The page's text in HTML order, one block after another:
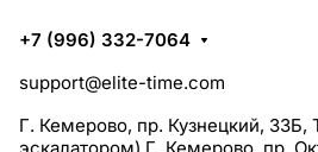
+7 (996) 332-7064
support@elite-time.com
Г. Кемерово, пр. Кузнецкий,